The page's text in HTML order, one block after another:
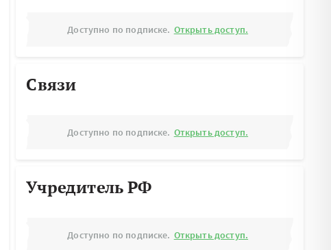
Доступно по подписке. Открыть доступ.
Связи
Доступно по подписке. Открыть доступ.
Учредитель РФ
Доступно по подписке. Открыть доступ.